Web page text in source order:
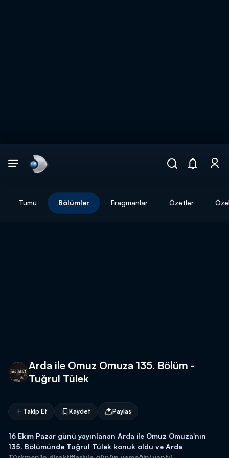
Tümü Bölümler Fragmanlar Özetler
Arda ile Omuz Omuza 135. Bölüm -
Tuğrul Tülek
Takip Et Kaydet Paylaş
16 Ekim Pazar günü yayınlanan Arda ile Omuz Omuza'nın
135. Bölümünde Tuğrul Tülek konuk oldu ve Arda